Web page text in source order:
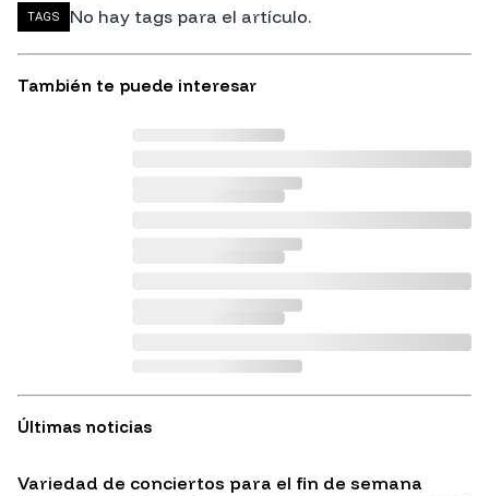
TAGS No hay tags para el artículo.
También te puede interesar
Últimas noticias
Variedad de conciertos para el fin de semana